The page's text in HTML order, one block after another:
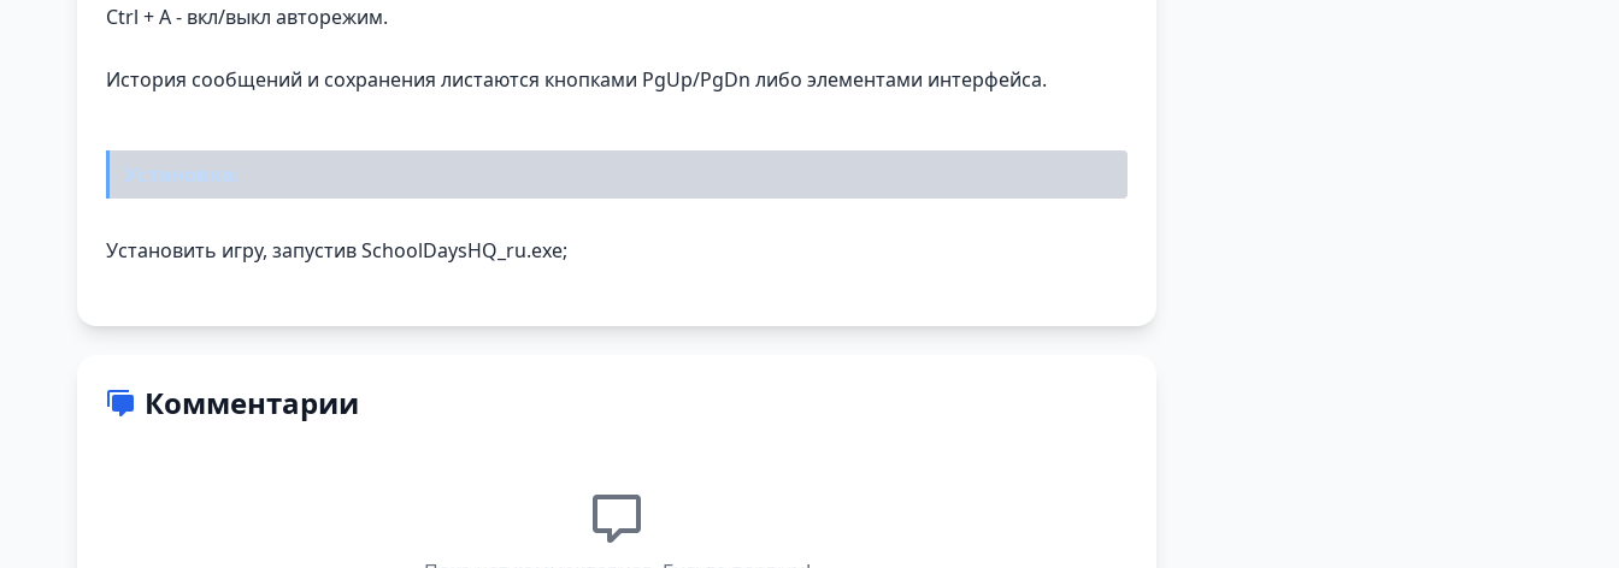
Ctrl + A - вкл/выкл авторежим.
История сообщений и сохранения листаются кнопками PgUp/PgDn либо элементами интерфейса.
Установка:
Установить игру, запустив SchoolDaysHQ_ru.exe;
Комментарии